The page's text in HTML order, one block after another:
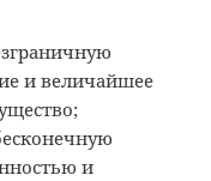
и величайшее
и